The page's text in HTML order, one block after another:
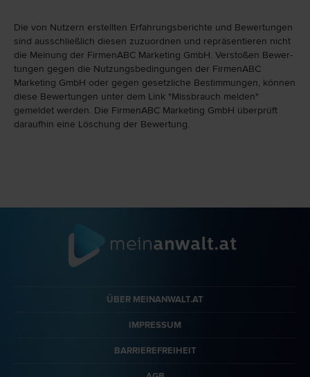
Die von Nutzern erstellten Erfahrungs­berichte und Bewer­tungen
sind ausschließlich diesen zuzu­ord­nen und repräsen­tieren nicht
die Meinung der FirmenABC Marketing GmbH. Verstoßen Bewer­
tungen gegen die Nutzungs­bedingungen der FirmenABC
Marketing GmbH oder gegen gesetzliche Bestim­mungen, können
diese Bewertungen unter dem Link "Miss­brauch melden"
gemeldet werden. Die FirmenABC Marketing GmbH überprüft
daraufhin eine Löschung der Bewertung.
ÜBER MEINANWALT.AT
IMPRESSUM
BARRIEREFREIHEIT